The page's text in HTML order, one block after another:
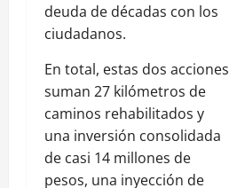
deuda de décadas con los
ciudadanos.
En total, estas dos acciones
suman 27 kilómetros de
caminos rehabilitados y
una inversión consolidada
de casi 14 millones de
pesos, una inyección de